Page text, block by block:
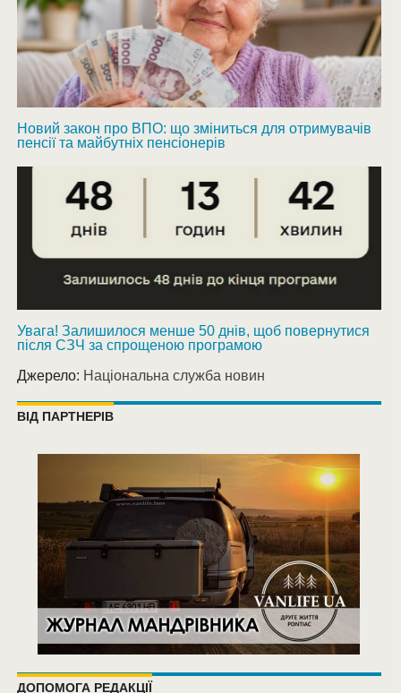
Новий закон про ВПО: що зміниться для отримувачів
пенсії та майбутніх пенсіонерів
Увага! Залишилося менше 50 днів, щоб повернутися
після СЗЧ за спрощеною програмою
Джерело: Національна служба новин
ВІД ПАРТНЕРІВ
ДОПОМОГА РЕДАКЦІЇ